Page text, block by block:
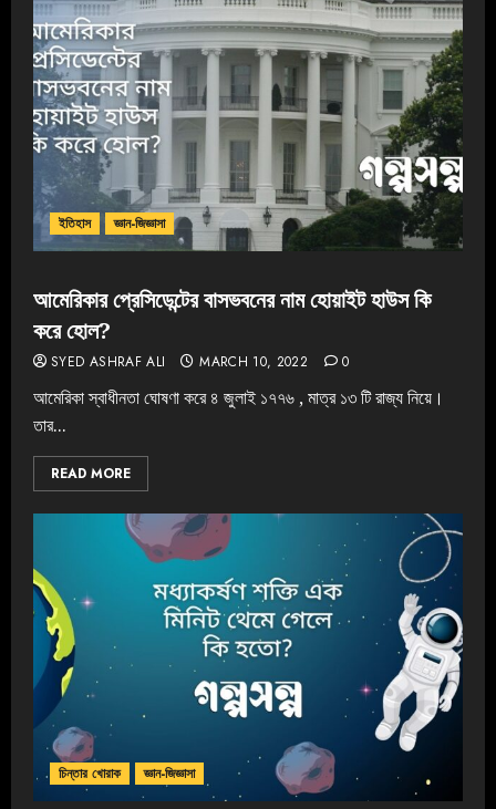
ইতিহাস জ্ঞান-জিজ্ঞাসা
আমেরিকার প্রেসিডেন্টের বাসভবনের নাম হোয়াইট হাউস কি
করে হোল?
SYED ASHRAF ALI MARCH 10, 2022 0
আমেরিকা স্বাধীনতা ঘোষণা করে ৪ জুলাই ১৭৭৬ , মাত্র ১৩ টি রাজ্য নিয়ে।
তার...
READ MORE
চিন্তার খোরাক জ্ঞান-জিজ্ঞাসা